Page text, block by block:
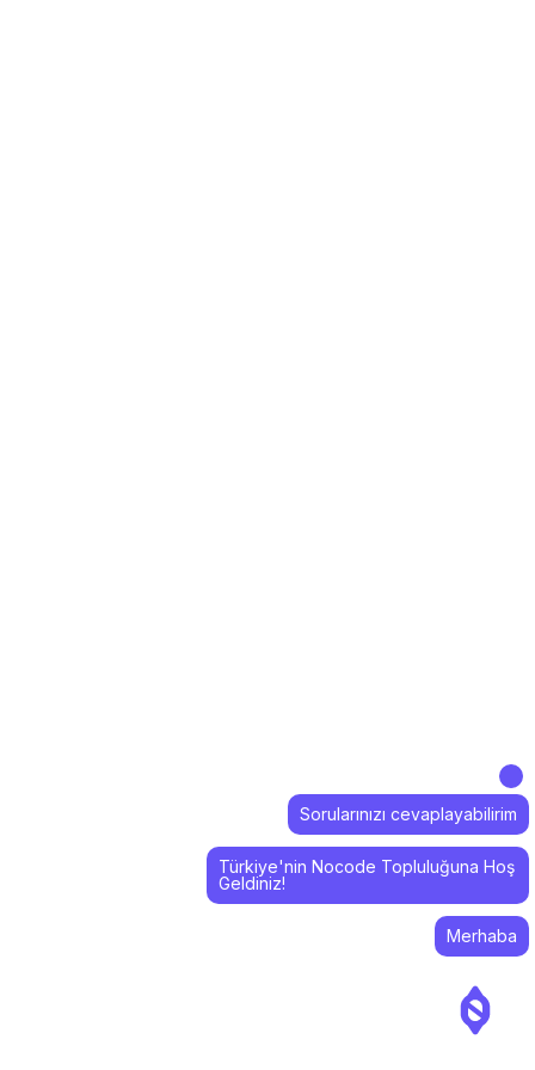
Merhaba
Türkiye'nin Nocode Topluluğuna Hoş
Geldiniz!
Sorularınızı cevaplayabilirim